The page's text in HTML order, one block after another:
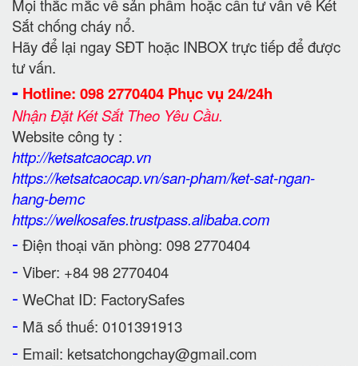
Mọi thắc mắc về sản phẩm hoặc cần tư vấn về Két
Sắt chống cháy nổ.
Hãy để lại ngay SĐT hoặc INBOX trực tiếp để được
tư vấn.
- Hotline: 098 2770404 Phục vụ 24/24h
Nhận Đặt Két Sắt Theo Yêu Cầu.
Website công ty :
http://ketsatcaocap.vn
https://ketsatcaocap.vn/san-pham/ket-sat-ngan-
hang-bemc
https://welkosafes.trustpass.alibaba.com
- Điện thoại văn phòng: 098 2770404
- Viber: +84 98 2770404
- WeChat ID: FactorySafes
- Mã số thuế: 0101391913
- Email: ketsatchongchay@gmail.com